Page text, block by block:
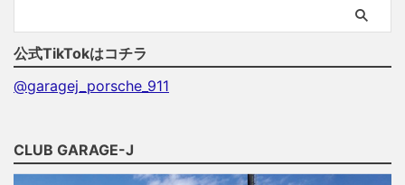
公式TikTokはコチラ
@garagej_porsche_911
CLUB GARAGE-J